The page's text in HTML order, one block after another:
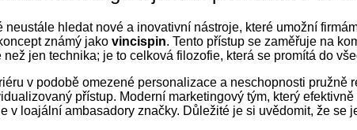
hledat nové a inovativní nástroje, které umožní
známý jako vincispin. Tento přístup se zaměřuje na
jen technika; je to celková filozofie, která se promítá do
v podobě omezené personalizace a neschopnosti pružně
přístup. Moderní marketingový tým, který
v loajální ambasadory značky. Důležité je si uvědomit, že se